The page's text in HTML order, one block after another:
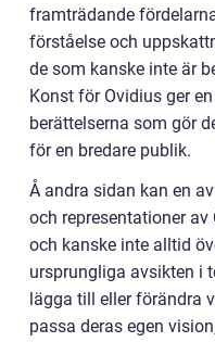
framträdande
förståelse och
de som kanske inte är
Konst för Ovidius ger
berättelserna som gör
för en bredare publik.
Å andra sidan kan en
och representationer
och kanske inte alltid
ursprungliga avsikten i
lägga till eller förändra
passa deras egen